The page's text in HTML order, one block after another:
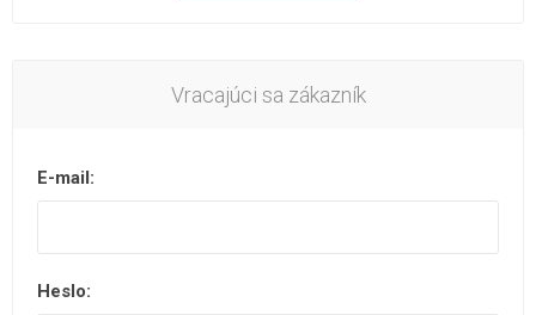
Vracajúci sa zákazník
E-mail:
Heslo: